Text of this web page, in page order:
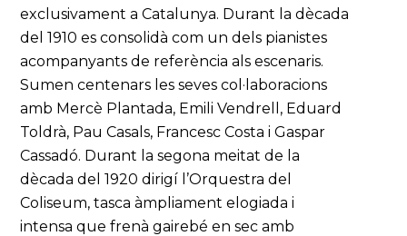
exclusivament a Catalunya. Durant la dècada
del 1910 es consolidà com un dels pianistes
acompanyants de referència als escenaris.
Sumen centenars les seves col·laboracions
amb Mercè Plantada, Emili Vendrell, Eduard
Toldrà, Pau Casals, Francesc Costa i Gaspar
Cassadó. Durant la segona meitat de la
dècada del 1920 dirigí l’Orquestra del
Coliseum, tasca àmpliament elogiada i
intensa que frenà gairebé en sec amb